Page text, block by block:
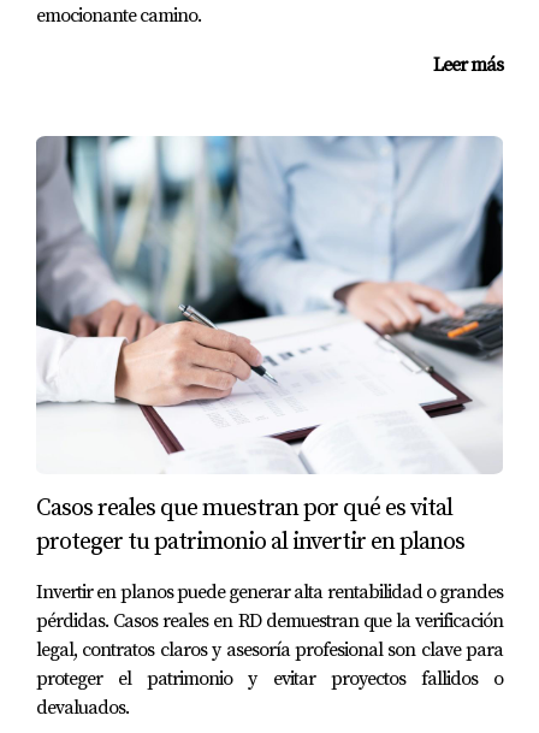
Yolanda Landinez es una experta en el tema de nómadas
buscando más información o recomendaciones
personalizadas, no dudes en contactarme al
+18097780310.
emocionante camino.
Leer más
Casos reales que muestran por qué es vital
proteger tu patrimonio al invertir en planos
Invertir en planos puede generar alta rentabilidad o grandes
pérdidas. Casos reales en RD demuestran que la verificación
legal, contratos claros y asesoría profesional son clave para
proteger el patrimonio y evitar proyectos fallidos o
devaluados.